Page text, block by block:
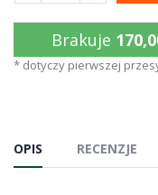
Brakuje
* dotyczy pierwszej
OPIS RECENZJE